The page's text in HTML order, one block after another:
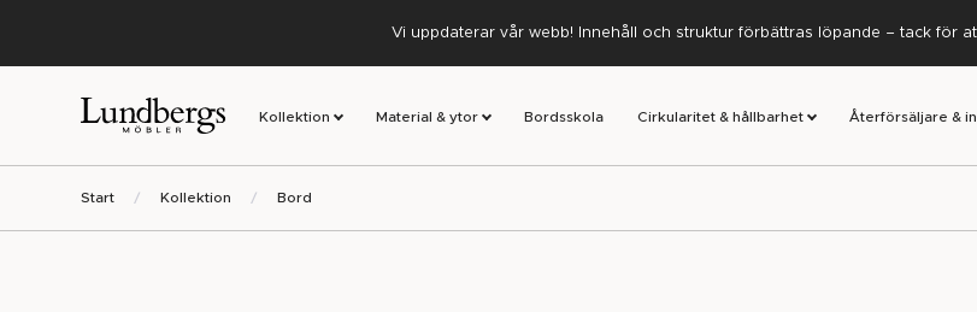
Vi uppdaterar vår webb! Innehåll och struktur förbättras löpande – tack för
Kollektion Material & ytor Bordsskola Cirkularitet & hållbarhet Återförsäljare &
Start Kollektion Bord